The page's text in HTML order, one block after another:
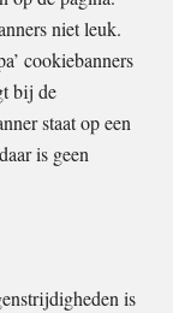
niet leuk.
cookiebanners
bij de
staat op een
is geen
is